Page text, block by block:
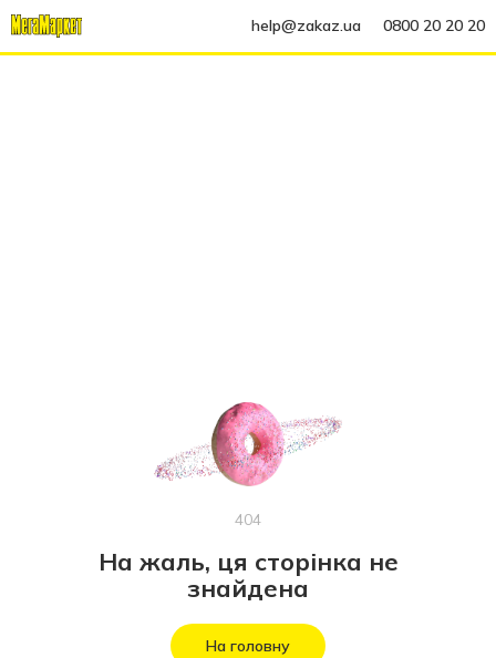
help@zakaz.ua 0800 20 20 20
404
На жаль, ця сторінка не
знайдена
На головну